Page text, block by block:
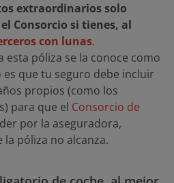
extraordinarios solo
Consorcio si tienes, al
con lunas.
esta póliza se la conoce como
que tu seguro debe incluir
propios (como los
para que el Consorcio de
por la aseguradora,
póliza no alcanza.